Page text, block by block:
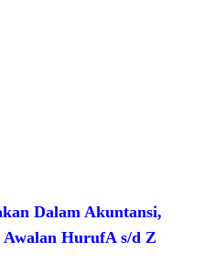
Dalam Akuntansi,
HurufA s/d Z